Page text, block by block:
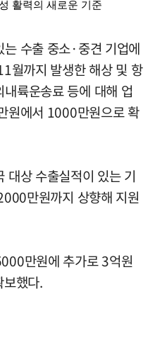
수출 중소·중견 기업에
월까지 발생한 해상 및 항
륙운송료 등에 대해 업
원에서 1000만원으로 확
대상 수출실적이 있는 기
만원까지 상향해 지원
만원에 추가로 3억원
했다.